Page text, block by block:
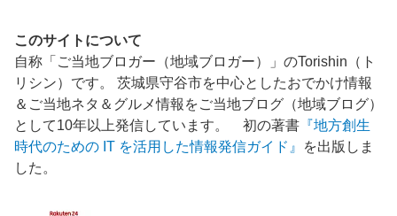
このサイトについて
自称「ご当地ブロガー（地域ブロガー）」のTorishin（ト
リシン）です。 茨城県守谷市を中心としたおでかけ情報
＆ご当地ネタ＆グルメ情報をご当地ブログ（地域ブログ）
として10年以上発信しています。 初の著書 『地方創生
時代のための IT を活用した情報発信ガイド』
を出版しま
した。